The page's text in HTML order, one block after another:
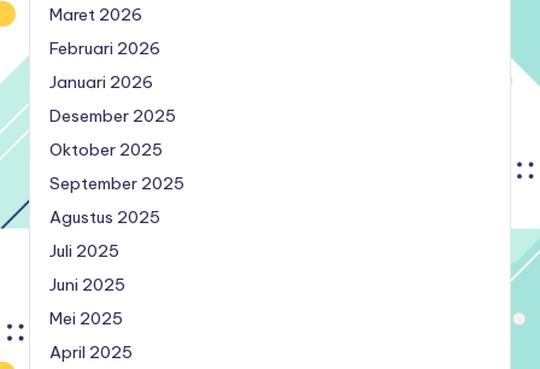
Maret 2026
Februari 2026
Januari 2026
Desember 2025
Oktober 2025
September 2025
Agustus 2025
Juli 2025
Juni 2025
Mei 2025
April 2025